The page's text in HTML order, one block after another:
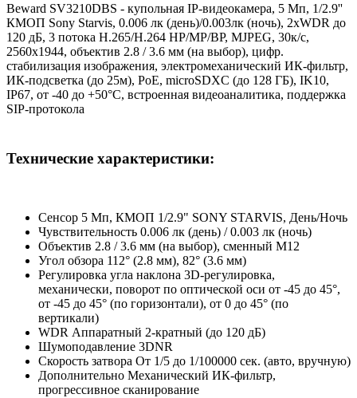
Beward SV3210DBS - купольная IP-видеокамера, 5 Мп, 1/2.9''
КМОП Sony Starvis, 0.006 лк (день)/0.003лк (ночь), 2xWDR до
120 дБ, 3 потока H.265/Н.264 HP/MP/BP, MJPEG, 30к/с,
2560x1944, объектив 2.8 / 3.6 мм (на выбор), цифр.
стабилизация изображения, электромеханический ИК-фильтр,
ИК-подсветка (до 25м), PoE, microSDXC (до 128 ГБ), IK10,
IP67, от -40 до +50°С, встроенная видеоаналитика, поддержка
SIP-протокола
Технические характеристики:
Сенсор 5 Мп, КМОП 1/2.9" SONY STARVIS, День/Ночь
Чувствительность 0.006 лк (день) / 0.003 лк (ночь)
Объектив 2.8 / 3.6 мм (на выбор), сменный M12
Угол обзора 112° (2.8 мм), 82° (3.6 мм)
Регулировка угла наклона 3D-регулировка,
механически, поворот по оптической оси от -45 до 45°,
от -45 до 45° (по горизонтали), от 0 до 45° (по
вертикали)
WDR Аппаратный 2-кратный (до 120 дБ)
Шумоподавление 3DNR
Скорость затвора От 1/5 до 1/100000 сек. (авто, вручную)
Дополнительно Механический ИК-фильтр,
прогрессивное сканирование